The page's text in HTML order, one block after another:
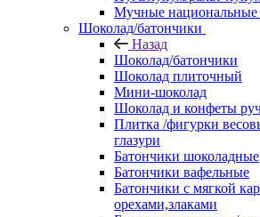
Мучные национальные
Шоколад/батончики
Назад
Шоколад/батончики
Шоколад плиточный
Мини-шоколад
Шоколад и конфеты
Плитка /фигурки
глазури
Батончики шоколадные
Батончики вафельные
Батончики с мягкой
орехами,злаками